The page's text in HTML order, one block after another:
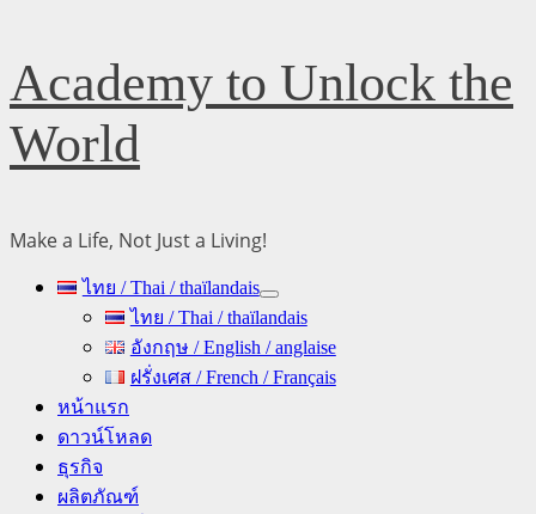
Skip
to
content
Academy to Unlock the
World
Make a Life, Not Just a Living!
Primary ไทย / Thai / thaïlandais
ไทย / Thai / thaïlandais
อังกฤษ / English / anglaise
ฝรั่งเศส / French / Français
หน้าแรก
ดาวน์โหลด
ธุรกิจ
ผลิตภัณฑ์